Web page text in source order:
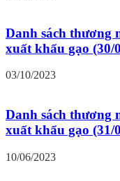
Danh sách thương
xuất khẩu gạo (30/
03/10/2023
Danh sách thương
xuất khẩu gạo (31/
10/06/2023